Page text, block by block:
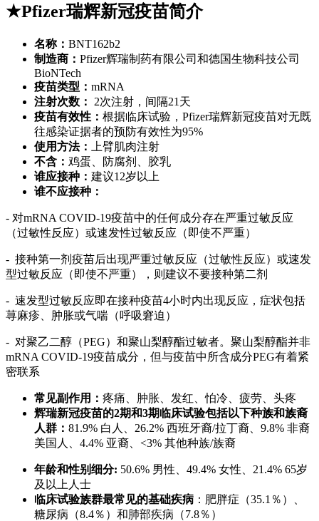
★Pfizer瑞辉新冠疫苗简介
名称： BNT162b2
制造商： Pfizer辉瑞制药有限公司和德国生物科技公司
BioNTech
疫苗类型： mRNA
注射次数：
2次注射，间隔21天
疫苗有效性： 根据临床试验，Pfizer瑞辉新冠疫苗对无既
往感染证据者的预防有效性为95%
使用方法：
上臂肌肉注射
不含： 鸡蛋、防腐剂、胶乳
谁应接种： 建议12岁以上
谁不应接种：
- 对mRNA COVID-19疫苗中的任何成分存在严重过敏反应
（过敏性反应）或速发性过敏反应（即使不严重）
- 接种第一剂疫苗后出现严重过敏反应（过敏性反应）或速发
型过敏反应（即使不严重），则建议不要接种第二剂
- 速发型过敏反应即在接种疫苗4小时内出现反应，症状包括
荨麻疹、肿胀或气喘（呼吸窘迫）
- 对聚乙二醇（PEG）和聚山梨醇酯过敏者。聚山梨醇酯并非
mRNA COVID-19疫苗成分，但与疫苗中所含成分PEG有着紧
密联系
常见副作用： 疼痛、肿胀、发红、怕冷、疲劳、头疼
辉瑞新冠疫苗的2期和3期临床试验包括以下种族和族裔
人群： 81.9% 白人、26.2% 西班牙裔/拉丁裔、9.8% 非裔
美国人、4.4% 亚裔、<3% 其他种族/族裔
年龄和性别细分: 50.6% 男性、49.4% 女性、21.4% 65岁
及以上人士
临床试验族群最常见的基础疾病 ：肥胖症（35.1％）、
糖尿病（8.4％）和肺部疾病（7.8％）